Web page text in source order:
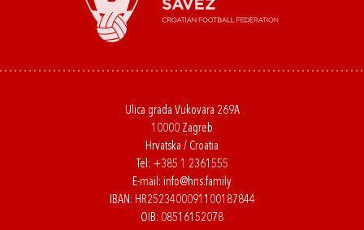
Ulica grada Vukovara 269A
10000 Zagreb
Hrvatska / Croatia
Tel: +385 1 2361555
E-mail: info@hns.family
IBAN: HR2523400091100187844
OIB: 08516152078